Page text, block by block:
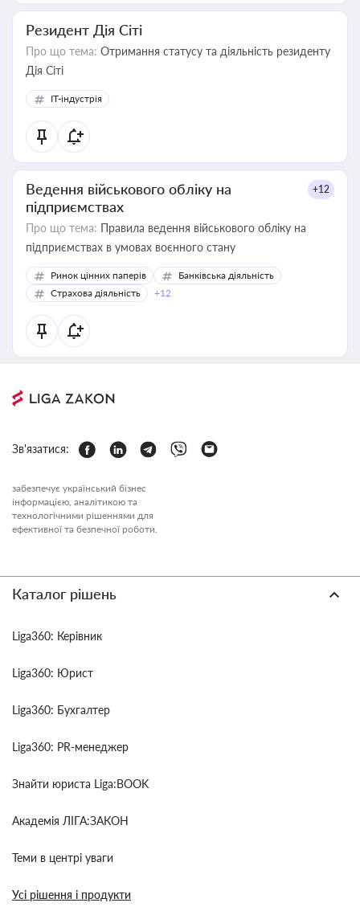
Резидент Дія Сіті
Про що тема: Отримання статусу та діяльність резиденту
Дія Сіті
IT-індустрія
Ведення військового обліку на
підприємствах
+12
Про що тема: Правила ведення військового обліку на
підприємствах в умовах воєнного стану
Ринок цінних паперів
Банківська діяльність
Страхова діяльність
+12
Зв'язатися:
забезпечує український бізнес
інформацією, аналітикою та
технологічними рішеннями для
ефективної та безпечної роботи.
Каталог рішень
Liga360: Керівник
Liga360: Юрист
Liga360: Бухгалтер
Liga360: PR-менеджер
Знайти юриста Liga:BOOK
Академія ЛІГА:ЗАКОН
Теми в центрі уваги
Усі рішення і продукти